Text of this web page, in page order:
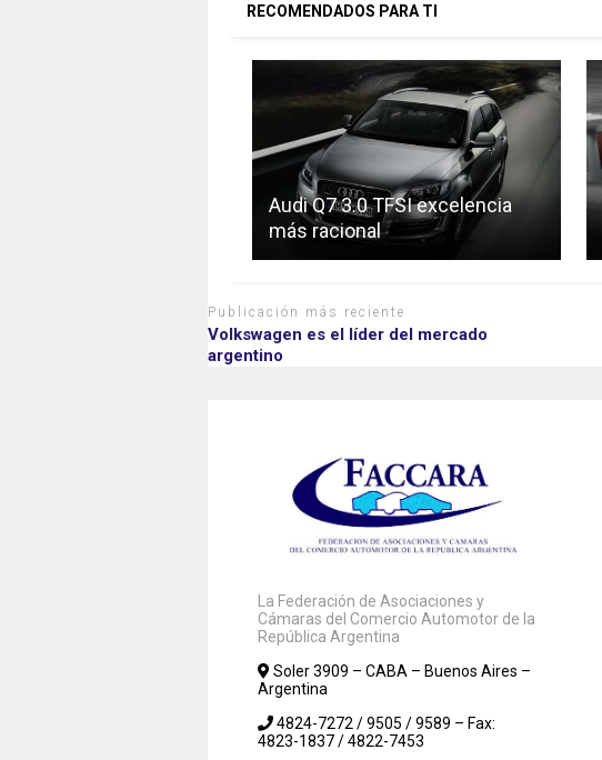
RECOMENDADOS PARA TI
Audi Q7 3.0 TFSI excelencia
más racional
Publicación más reciente
Volkswagen es el líder del mercado
argentino
La Federación de Asociaciones y
Cámaras del Comercio Automotor de la
República Argentina
Soler 3909 – CABA – Buenos Aires –
Argentina
4824-7272 / 9505 / 9589 – Fax:
4823-1837 / 4822-7453